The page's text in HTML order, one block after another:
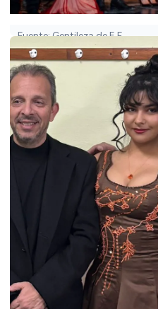
Fuente: Gentileza de E.F.